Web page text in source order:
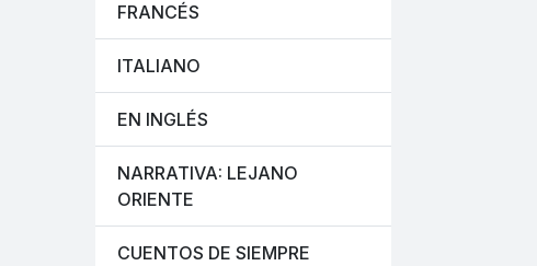
FRANCÉS
ITALIANO
EN INGLÉS
NARRATIVA: LEJANO
ORIENTE
CUENTOS DE SIEMPRE